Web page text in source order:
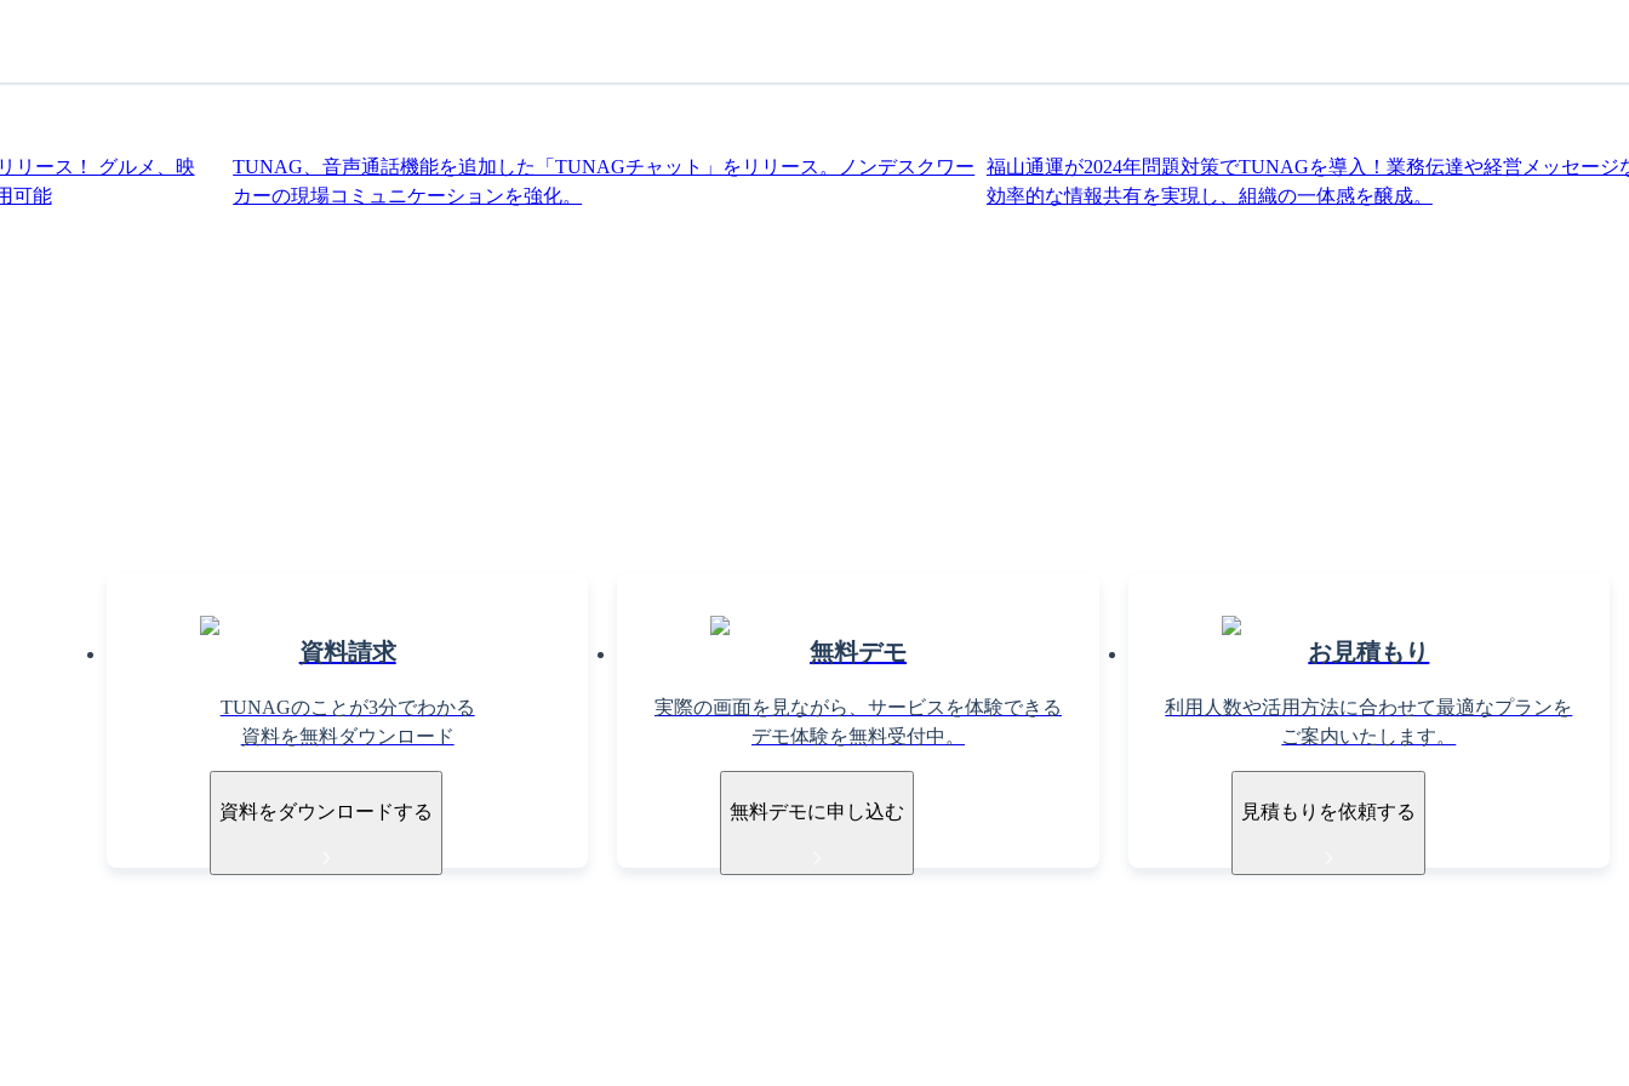
リース！ グルメ、映
可能
TUNAG、音声通話機能を追加した「TUNAGチャット」をリリース。ノンデスクワー
カーの現場コミュニケーションを強化。
福山通運が2024年問題対策でTUNAGを導入！業務伝達や経営メッセージ
効率的な情報共有を実現し、組織の一体感を醸成。
資料請求
TUNAGのことが3分でわかる
資料を無料ダウンロード
資料をダウンロードする
無料デモ
実際の画面を見ながら、サービスを体験できる
デモ体験を無料受付中。
無料デモに申し込む
お見積もり
利用人数や活用方法に合わせて最適なプランを
ご案内いたします。
見積もりを依頼する